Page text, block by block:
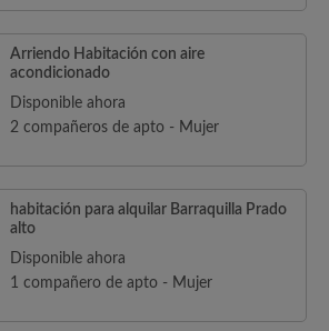
Arriendo Habitación con aire
acondicionado
Disponible ahora
2 compañeros de apto - Mujer
habitación para alquilar Barraquilla Prado
alto
Disponible ahora
1 compañero de apto - Mujer